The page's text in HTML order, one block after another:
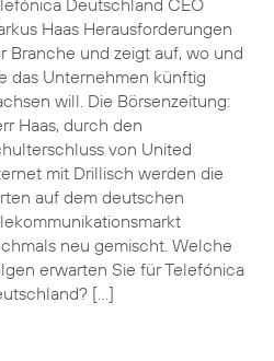
Deutschland CEO
Haas Herausforderungen
Branche und zeigt auf, wo und
das Unternehmen künftig
will. Die Börsenzeitung:
Haas, durch den
von United
mit Drillisch werden die
auf dem deutschen
neu gemischt. Welche
erwarten Sie für Telefónica
[…]